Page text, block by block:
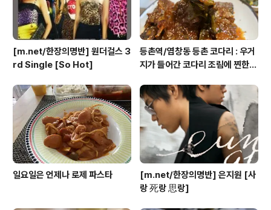
[m.net/한장의명반] 원더걸스 3
rd Single [So Hot]
등촌역/염창동 등촌 코다리 : 우거
지가 들어간 코다리 조림에 찐한
일요일은 언제나 로제 파스타
[m.net/한장의명반] 은지원 [사
랑 死랑 思랑]